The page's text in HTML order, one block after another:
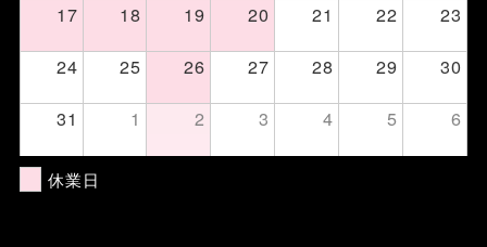
17
18 19 20 21 22
23
24
25 26 27 28 29
30
31
1 2 3 4 5 6
休業日